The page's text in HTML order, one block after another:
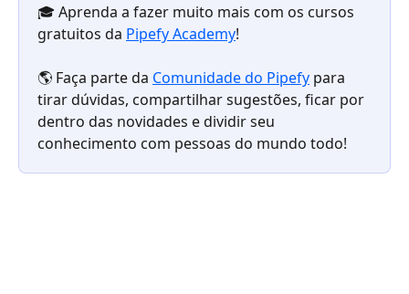
🎓 Aprenda a fazer muito mais com os cursos
gratuitos da Pipefy Academy!
🌎 Faça parte da Comunidade do Pipefy para
tirar dúvidas, compartilhar sugestões, ficar por
dentro das novidades e dividir seu
conhecimento com pessoas do mundo todo!